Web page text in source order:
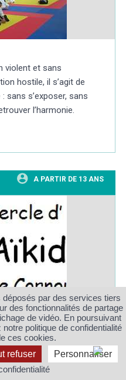
violent et sans
hostile, il s’agit de
sans s’exposer, sans
l’harmonie.
A PARTIR DE 13 ANS
compétition
par des services tiers
des fonctionnalités de partage
de vidéo. En poursuivant
politique de confidentialité
ces cookies.
refuser
Personnaliser